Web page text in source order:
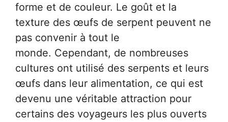
forme et de couleur. Le goût et la
texture des œufs de serpent peuvent ne
pas convenir à tout le
monde. Cependant, de nombreuses
cultures ont utilisé des serpents et leurs
œufs dans leur alimentation, ce qui est
devenu une véritable attraction pour
certains des voyageurs les plus ouverts